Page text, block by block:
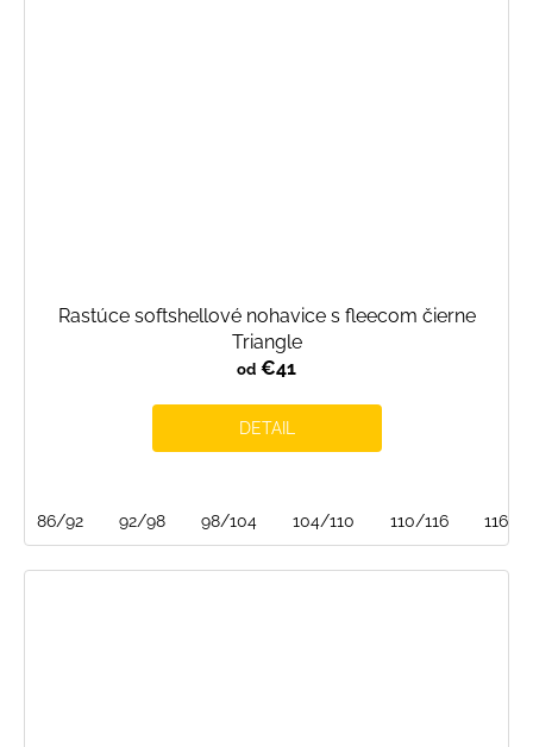
Rastúce softshellové nohavice s fleecom čierne
Triangle
od €41
DETAIL
86/92 92/98 98/104 104/110 110/116 116/